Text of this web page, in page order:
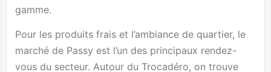
gamme.
Pour les produits frais et l’ambiance de quartier, le
marché de Passy est l’un des principaux rendez-
vous du secteur. Autour du Trocadéro, on trouve